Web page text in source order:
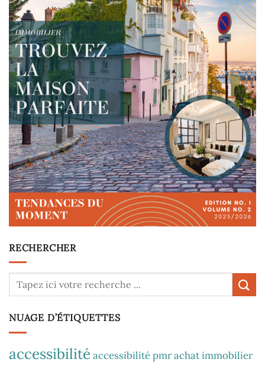
RECHERCHER
NUAGE D’ÉTIQUETTES
accessibilité accessibilité pmrachat immobilier